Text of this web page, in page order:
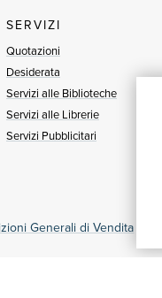
SERVIZI
Quotazioni
Desiderata
Servizi alle Biblioteche
Servizi alle Librerie
Servizi Pubblicitari
Generali di Vendita